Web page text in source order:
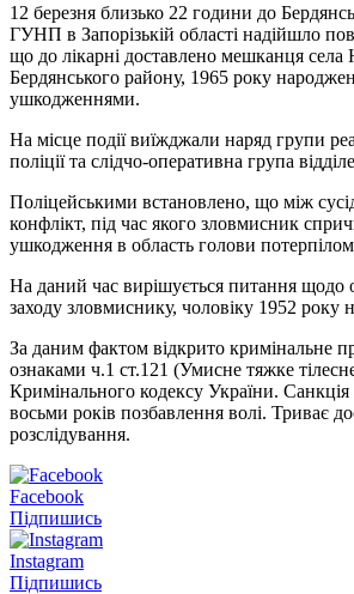
12 березня близько 22 години до
ГУНП в Запорізькій області надійшло
що до лікарні доставлено мешканця села
Бердянського району, 1965 року
ушкодженнями.
На місце події виїжджали наряд групи
поліції та слідчо-оперативна група
Поліцейськими встановлено, що між
конфлікт, під час якого зловмисник
ушкодження в область голови
На даний час вирішується питання щодо
заходу зловмиснику, чоловіку 1952 року
За даним фактом відкрито кримінальне
ознаками ч.1 ст.121 (Умисне тяжке
Кримінального кодексу України. Санкція
восьми років позбавлення волі. Триває
розслідування.
Facebook
Підпишись
Instagram
Підпишись